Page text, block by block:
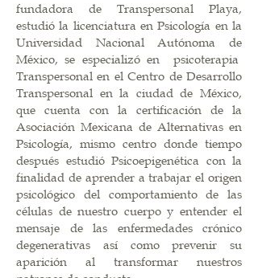
fundadora de Transpersonal Playa,
estudió la licenciatura en Psicología en la
Universidad Nacional Autónoma de
México, se especializó en psicoterapia
Transpersonal en el Centro de Desarrollo
Transpersonal en la ciudad de México,
que cuenta con la certificación de la
Asociación Mexicana de Alternativas en
Psicología, mismo centro donde tiempo
después estudió Psicoepigenética con la
finalidad de aprender a trabajar el origen
psicológico del comportamiento de las
células de nuestro cuerpo y entender el
mensaje de las enfermedades crónico
degenerativas así como prevenir su
aparición al transformar nuestros